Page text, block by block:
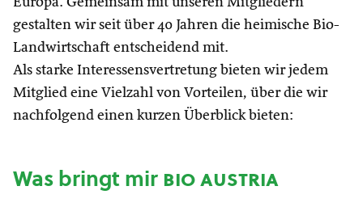
gestalten wir seit über 40 Jahren die heimische Bio-
Landwirtschaft entscheidend mit.
Als starke Interessensvertretung bieten wir jedem
Mitglied eine Vielzahl von Vorteilen, über die wir
nachfolgend einen kurzen Überblick bieten:
Was bringt mirbio austria